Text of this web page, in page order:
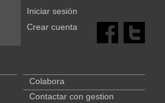
Iniciar sesión
Crear cuenta
Colabora
Contactar con gestion